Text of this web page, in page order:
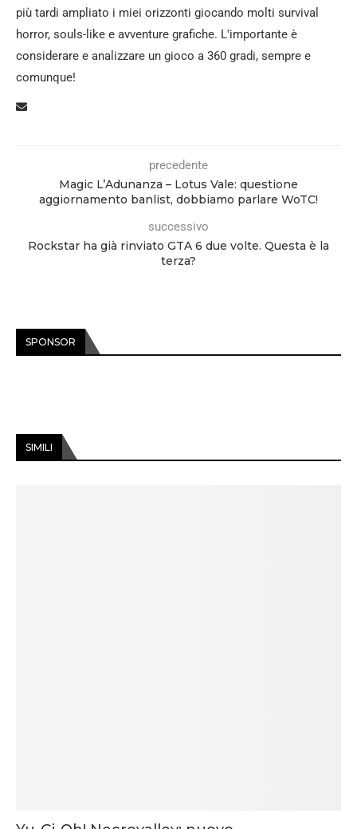
più tardi ampliato i miei orizzonti giocando molti survival
horror, souls-like e avventure grafiche. L'importante è
considerare e analizzare un gioco a 360 gradi, sempre e
comunque!
precedente
Magic L’Adunanza – Lotus Vale: questione
aggiornamento banlist, dobbiamo parlare WoTC!
successivo
Rockstar ha già rinviato GTA 6 due volte. Questa è la
terza?
SPONSOR
SIMILI